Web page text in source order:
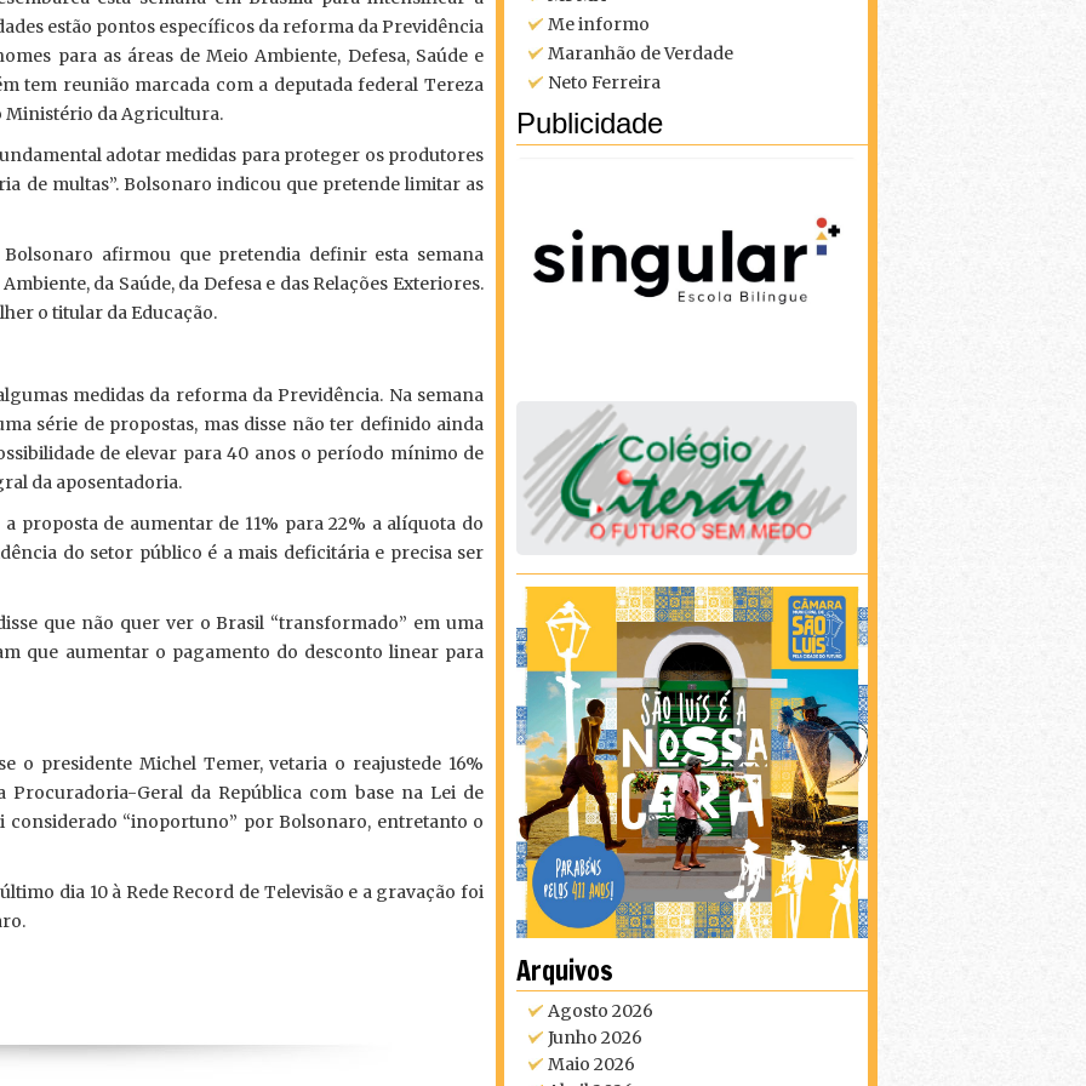
Me informo
Maranhão de Verdade
Neto Ferreira
Publicidade
Arquivos
Agosto 2026
Junho 2026
Maio 2026
estão pontos específicos da reforma da Previdência
para as áreas de Meio Ambiente, Defesa, Saúde e
tem reunião marcada com a deputada federal Tereza
Ministério da Agricultura.
adotar medidas para proteger os produtores
de multas”. Bolsonaro indicou que pretende limitar as
afirmou que pretendia definir esta semana
da Saúde, da Defesa e das Relações Exteriores.
o titular da Educação.
medidas da reforma da Previdência. Na semana
série de propostas, mas disse não ter definido ainda
de elevar para 40 anos o período mínimo de
da aposentadoria.
proposta de aumentar de 11% para 22% a alíquota do
do setor público é a mais deficitária e precisa ser
que não quer ver o Brasil “transformado” em uma
que aumentar o pagamento do desconto linear para
o presidente Michel Temer, vetaria o reajustede 16%
Geral da República com base na Lei de
considerado “inoportuno” por Bolsonaro, entretanto o
dia 10 à Rede Record de Televisão e a gravação foi